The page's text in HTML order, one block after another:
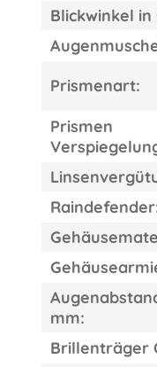
Blickwinkel in
Prismenart:
Prismen
mm:
Brillenträger